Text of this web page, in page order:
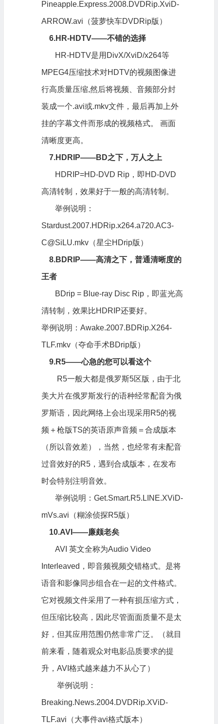
Pineapple.Express.2008.DVDRip.XviD-
ARROW.avi（菠萝快车DVDRip版）
6.HR-HDTV——不错的选择
HR-HDTV是用DivX/XviD/x264等
MPEG4压缩技术对HDTV的视频图像进
行高质量压缩,然后将视频、音频部分封
装成一个.avi或.mkv文件，最后再加上外
挂的字幕文件而形成的视频格式。 画面
清晰度更高。
7.HDRIP——BD之下，万人之上
HDRIP=HD-DVD Rip，即HD-DVD
高清转制，效果好于一般的高清转制。
举例说明：
Stardust.2007.HDRip.x264.a720.AC3-
C@SiLU.mkv（星尘HDrip版）
8.BDRIP——高清之下，普通清晰度的
王者
BDrip = Blue-ray Disc Rip，即蓝光高
清转制，效果比HDRIP还要好。
举例说明：Awake.2007.BDRip.X264-
TLF.mkv（夺命手术BDrip版）
9.R5——心急的您可以看这个
R5一般大都是俄罗斯5区版，由于北
美大片在俄罗斯发行的语种经常配音为俄
罗斯语，因此网络上会出现采用R5的视
频＋枪版TS的英语原声音频＝合成版本
（所以音效差），当然，也经常有未配音
过音效好的R5，遇到合成版本，在发布
时会特别注明音效。
举例说明：Get.Smart.R5.LINE.XViD-
mVs.avi（糊涂侦探R5版）
10.AVI——廉颇老矣
AVI 英文全称为Audio Video
Interleaved，即音频视频交错格式。是将
语音和影像同步组合在一起的文件格式。
它对视频文件采用了一种有损压缩方式，
但压缩比较高，因此尽管面面质量不是太
好，但其应用范围仍然非常广泛。（就目
前来看，随着观众对电影品质要求的提
升，AVI格式越来越力不从心了）
举例说明：
Breaking.News.2004.DVDRip.XViD-
TLF.avi（大事件avi格式版本）